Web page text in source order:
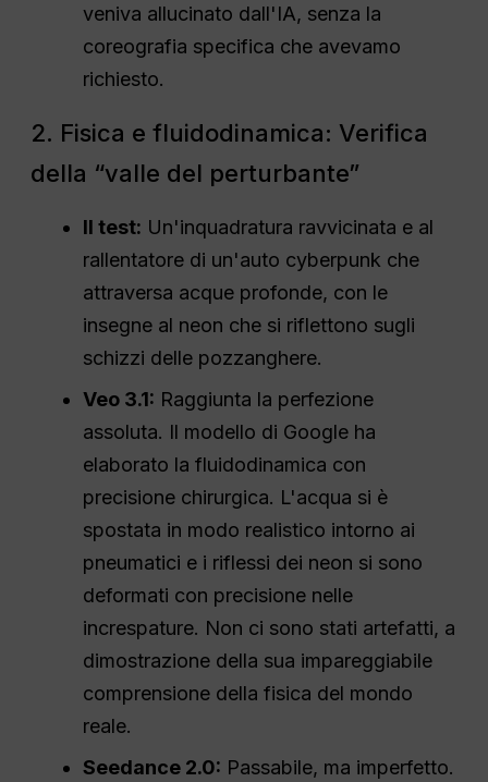
veniva allucinato dall'IA, senza la
coreografia specifica che avevamo
richiesto.
2. Fisica e fluidodinamica: Verifica
della “valle del perturbante”
Il test: Un'inquadratura ravvicinata e al
rallentatore di un'auto cyberpunk che
attraversa acque profonde, con le
insegne al neon che si riflettono sugli
schizzi delle pozzanghere.
Veo 3.1: Raggiunta la perfezione
assoluta. Il modello di Google ha
elaborato la fluidodinamica con
precisione chirurgica. L'acqua si è
spostata in modo realistico intorno ai
pneumatici e i riflessi dei neon si sono
deformati con precisione nelle
increspature. Non ci sono stati artefatti, a
dimostrazione della sua impareggiabile
comprensione della fisica del mondo
reale.
Seedance 2.0: Passabile, ma imperfetto.